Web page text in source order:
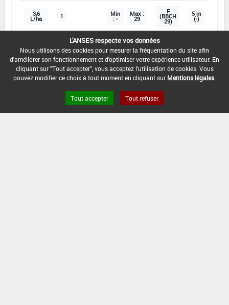
3,6
L/ha 1 Min
: -
Max :
29
F
(BBCH
29)
5 m
(-)
INTERVALLE MINIMUM ENTRE APPLICATIONS :
-
DISTANCE DE SÉCURITÉ RIVERAIN ET PERSONNES
L'ANSES respecte vos données
Nous utilisons des cookies pour mesurer la fréquentation du site afin
d'améliorer son fonctionnement et d'optimiser votre expérience utilisateur. En
cliquant sur "Tout accepter", vous acceptez l'utilisation de cookies. Vous
pouvez modifier ce choix à tout moment en cliquant sur Mentions légales
Tout accepter Tout refuser